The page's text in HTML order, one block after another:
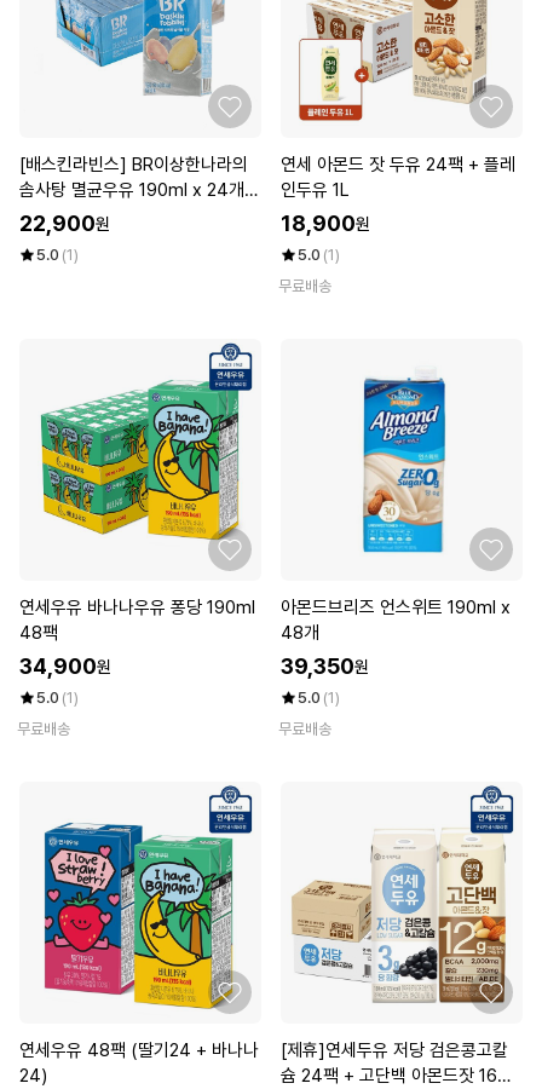
[배스킨라빈스] BR이상한나라의
솜사탕 멸균우유 190ml x 24개(1
박스)
22,900원
5.0 (1)
연세 아몬드 잣 두유 24팩 + 플레
인두유 1L
18,900원
5.0 (1)
무료배송
연세우유 바나나우유 퐁당 190ml
48팩
34,900원
5.0 (1)
무료배송
아몬드브리즈 언스위트 190ml x
48개
39,350원
5.0 (1)
무료배송
연세우유 48팩 (딸기24 + 바나나
24)
[제휴]연세두유 저당 검은콩고칼
슘 24팩 + 고단백 아몬드잣 16팩